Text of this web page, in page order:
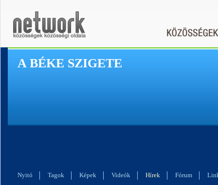
A BÉKE SZIGETE
Nyitó Tagok Képek Videók Hírek Fórum